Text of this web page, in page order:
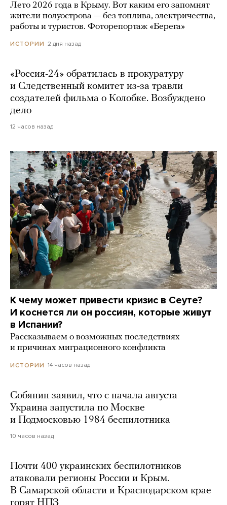
Лето 2026 года в Крыму. Вот каким его запомнят
жители полуострова — без топлива, электричества,
работы и туристов. Фоторепортаж «Берега»
ИСТОРИИ 2 дня назад
«Россия-24» обратилась в прокуратуру
и Следственный комитет из-за травли
создателей фильма о Колобке. Возбуждено
дело
12 часов назад
К чему может привести кризис в Сеуте?
И коснется ли он россиян, которые живут
в Испании?
Рассказываем о возможных последствиях
и причинах миграционного конфликта
ИСТОРИИ 14 часов назад
Собянин заявил, что с начала августа
Украина запустила по Москве
и Подмосковью 1984 беспилотника
10 часов назад
Почти 400 украинских беспилотников
атаковали регионы России и Крым.
В Самарской области и Краснодарском крае
горят НПЗ